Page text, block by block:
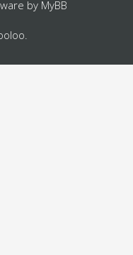
by MyBB
.